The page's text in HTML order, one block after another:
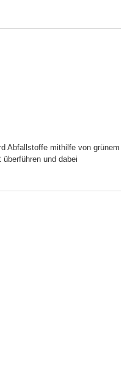
Abfallstoffe mithilfe von grünem
und dabei